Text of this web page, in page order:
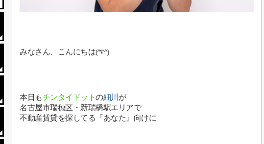
みなさん、こんにちは(^∇^)
本日もチンタイドットの細川 が
名古屋市瑞穂区・新瑞橋駅エリアで
不動産賃貸を探してる『あなた』向けに